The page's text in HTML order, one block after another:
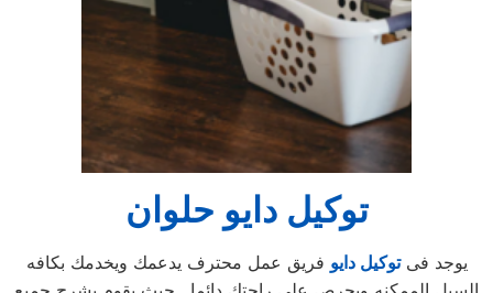
توكيل دايو حلوان
يوجد فىتوكيل دايو فريق عمل محترف يدعمك ويخدمك بكافه